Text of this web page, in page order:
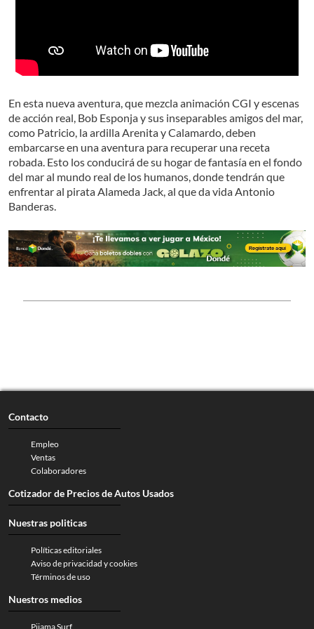
En esta nueva aventura, que mezcla animación CGI y escenas
de acción real, Bob Esponja y sus inseparables amigos del mar,
como Patricio, la ardilla Arenita y Calamardo, deben
embarcarse en una aventura para recuperar una receta
robada. Esto los conducirá de su hogar de fantasía en el fondo
del mar al mundo real de los humanos, donde tendrán que
enfrentar al pirata Alameda Jack, al que da vida Antonio
Banderas.
Contacto
Empleo
Ventas
Colaboradores
Cotizador de Precios de Autos Usados
Nuestras politicas
Políticas editoriales
Aviso de privacidad y cookies
Términos de uso
Nuestros medios
Pijama Surf